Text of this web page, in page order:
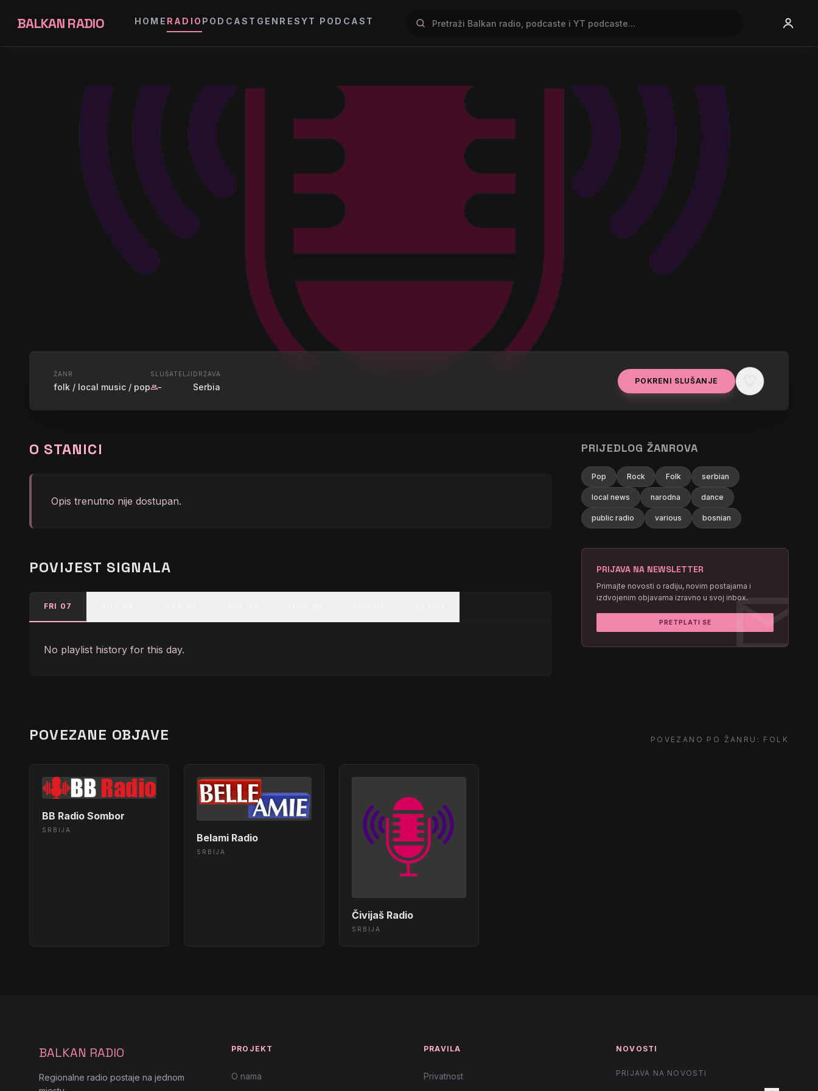
BALKAN RADIO HOME RADIO PODCAST GENRESYT PODCAST
UŽIVO
ŽANR
folk / local music / pop
SLUŠATELJI
group-
DRŽAVA
Serbia
POKRENI SLUŠANJE
O STANICI
Opis trenutno nije dostupan.
POVIJEST SIGNALA
FRI 07
No playlist history for this day.
PRIJEDLOG ŽANROVA
Pop Rock Folk serbian
local news narodna dance
public radio various bosnian
mail
PRIJAVA NA NEWSLETTER
Primajte novosti o radiju, novim postajama i
izdvojenim objavama izravno u svoj inbox.
PRETPLATI SE
POVEZANE OBJAVE POVEZANO PO ŽANRU: FOLK
BB Radio Sombor
SRBIJA
Belami Radio
SRBIJA
Čivijaš Radio
SRBIJA
BALKAN RADIO
Regionalne radio postaje na jednom
PROJEKT
O nama
PRAVILA
Privatnost
NOVOSTI
PRIJAVA NA NOVOSTI